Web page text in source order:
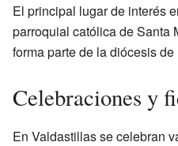
El principal lugar de interés
parroquial católica de Santa
forma parte de la diócesis
Celebraciones y
En Valdastillas se celebran